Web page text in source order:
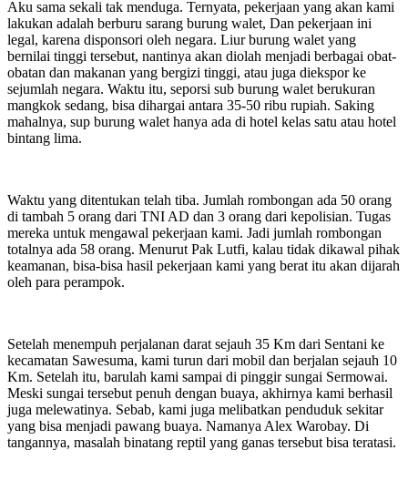
Aku sama sekali tak menduga. Ternyata, pekerjaan yang akan kami
lakukan adalah berburu sarang burung walet, Dan pekerjaan ini
legal, karena disponsori oleh negara. Liur burung walet yang
bernilai tinggi tersebut, nantinya akan diolah menjadi berbagai obat-
obatan dan makanan yang bergizi tinggi, atau juga diekspor ke
sejumlah negara. Waktu itu, seporsi sub burung walet berukuran
mangkok sedang, bisa dihargai antara 35-50 ribu rupiah. Saking
mahalnya, sup burung walet hanya ada di hotel kelas satu atau hotel
bintang lima.
Waktu yang ditentukan telah tiba. Jumlah rombongan ada 50 orang
di tambah 5 orang dari TNI AD dan 3 orang dari kepolisian. Tugas
mereka untuk mengawal pekerjaan kami. Jadi jumlah rombongan
totalnya ada 58 orang. Menurut Pak Lutfi, kalau tidak dikawal pihak
keamanan, bisa-bisa hasil pekerjaan kami yang berat itu akan dijarah
oleh para perampok.
Setelah menempuh perjalanan darat sejauh 35 Km dari Sentani ke
kecamatan Sawesuma, kami turun dari mobil dan berjalan sejauh 10
Km. Setelah itu, barulah kami sampai di pinggir sungai Sermowai.
Meski sungai tersebut penuh dengan buaya, akhirnya kami berhasil
juga melewatinya. Sebab, kami juga melibatkan penduduk sekitar
yang bisa menjadi pawang buaya. Namanya Alex Warobay. Di
tangannya, masalah binatang reptil yang ganas tersebut bisa teratasi.